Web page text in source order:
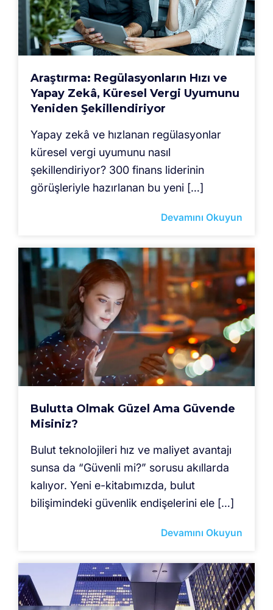
Araştırma: Regülasyonların Hızı ve
Yapay Zekâ, Küresel Vergi Uyumunu
Yeniden Şekillendiriyor
Yapay zekâ ve hızlanan regülasyonlar
küresel vergi uyumunu nasıl
şekillendiriyor? 300 finans liderinin
görüşleriyle hazırlanan bu yeni […]
Devamını Okuyun
Bulutta Olmak Güzel Ama Güvende
Misiniz?
Bulut teknolojileri hız ve maliyet avantajı
sunsa da “Güvenli mi?” sorusu akıllarda
kalıyor. Yeni e-kitabımızda, bulut
bilişimindeki güvenlik endişelerini ele […]
Devamını Okuyun